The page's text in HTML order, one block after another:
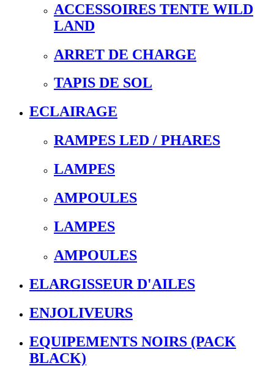
ACCESSOIRES TENTE WILD
LAND
ARRET DE CHARGE
TAPIS DE SOL
ECLAIRAGE
RAMPES LED / PHARES
LAMPES
AMPOULES
LAMPES
AMPOULES
ELARGISSEUR D'AILES
ENJOLIVEURS
EQUIPEMENTS NOIRS (PACK
BLACK)